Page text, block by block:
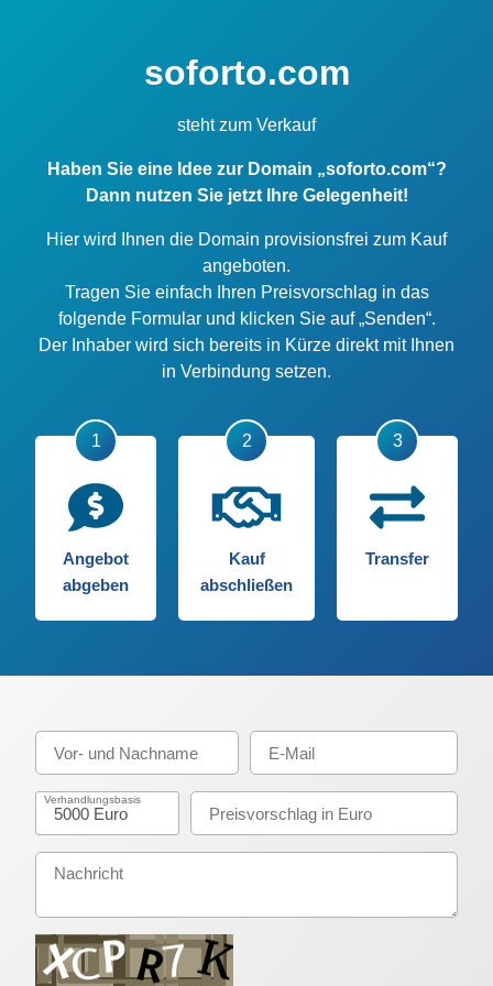
soforto.com
steht zum Verkauf
Haben Sie eine Idee zur Domain „soforto.com“?
Dann nutzen Sie jetzt Ihre Gelegenheit!
Hier wird Ihnen die Domain provisionsfrei zum Kauf
angeboten.
Tragen Sie einfach Ihren Preisvorschlag in das
folgende Formular und klicken Sie auf „Senden“.
Der Inhaber wird sich bereits in Kürze direkt mit Ihnen
in Verbindung setzen.
Angebot
abgeben
Kauf
abschließen
Transfer
Verhandlungsbasis